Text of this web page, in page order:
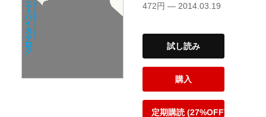
472円 — 2014.03.19
試し読み
購入
定期購読 (27%OFF)